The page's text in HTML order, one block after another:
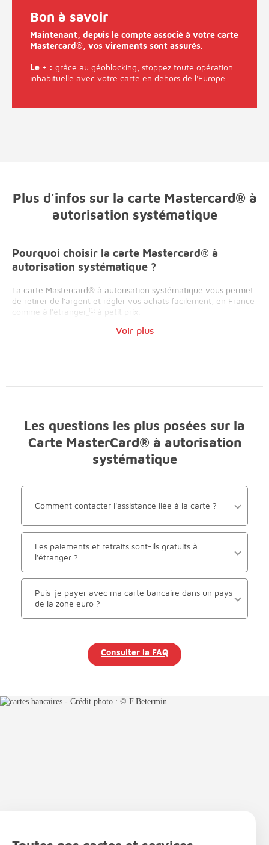
Bon à savoir
Maintenant, depuis le compte associé à votre carte
Mastercard®, vos virements sont assurés.
Le + : grâce au géoblocking, stoppez toute opération
inhabituelle avec votre carte en dehors de l'Europe.
Plus d'infos sur la carte Mastercard® à
autorisation systématique
Pourquoi choisir la carte Mastercard® à
autorisation systématique ?
La carte Mastercard® à autorisation systématique vous permet
de retirer de l'argent et régler vos achats facilement, en France
comme à l'étranger (1) à petit prix.
Voir plus
Les questions les plus posées sur la
Carte MasterCard® à autorisation
systématique
Comment contacter l'assistance liée à la carte ?
Les paiements et retraits sont-ils gratuits à
l'étranger ?
Puis-je payer avec ma carte bancaire dans un pays
de la zone euro ?
Consulter la FAQ